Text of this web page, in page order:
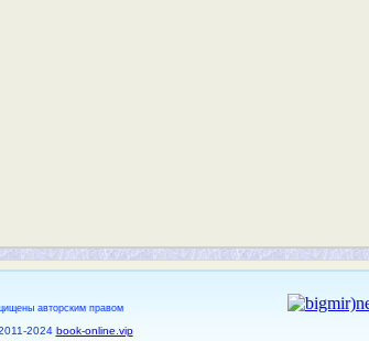
авторским правом
2024 book-online.vip